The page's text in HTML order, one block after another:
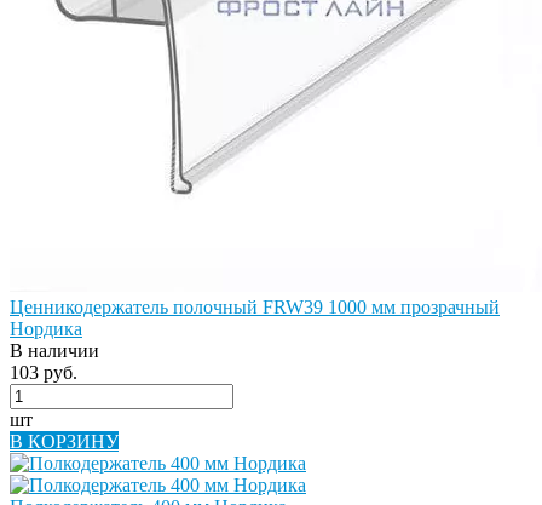
Ценникодержатель полочный FRW39 1000 мм прозрачный
Нордика
В наличии
103 руб.
шт
В КОРЗИНУ